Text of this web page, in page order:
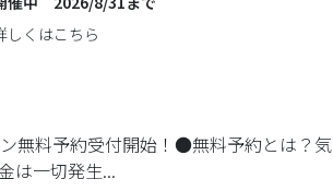
しくはこちら
料予約受付開始！●無料予約とは？
は一切発生...